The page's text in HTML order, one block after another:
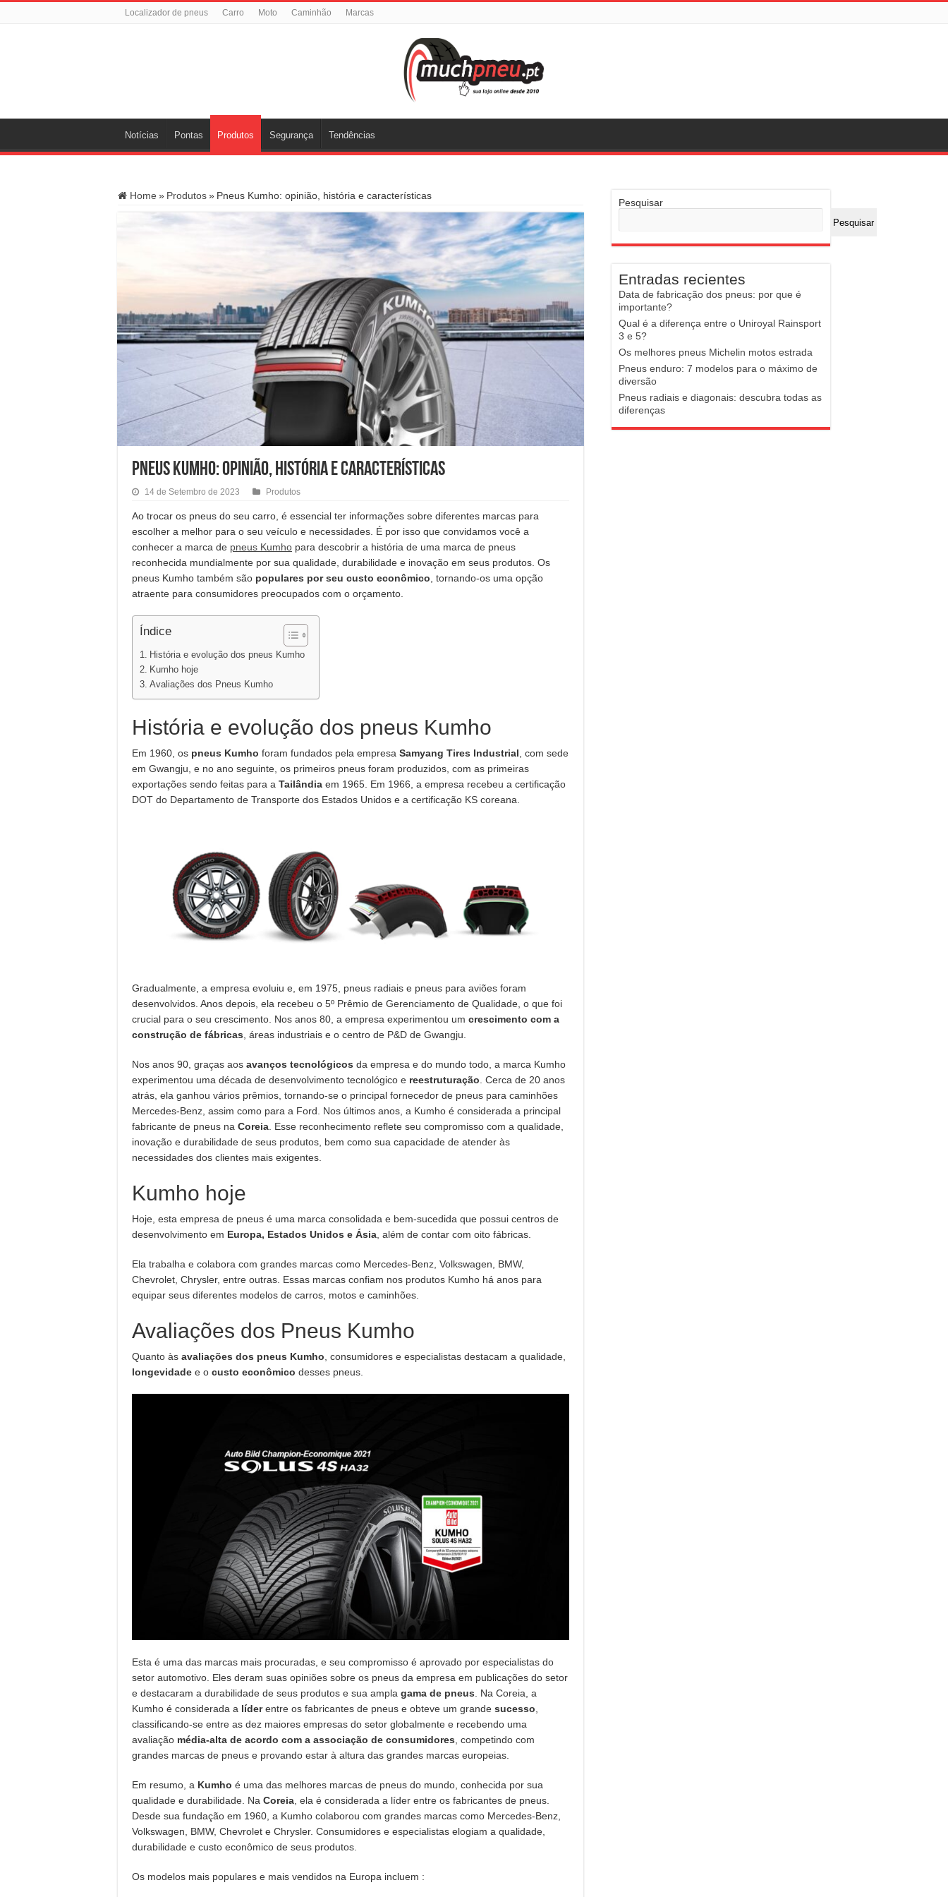
Localizador de pneus Carro Moto Caminhão Marcas
Notícias Pontas Produtos Segurança Tendências
Home » Produtos» Pneus Kumho: opinião, história e características
Pneus Kumho: opinião, história e características
14 de Setembro de 2023 Produtos
Ao trocar os pneus do seu carro, é essencial ter informações sobre diferentes marcas para
escolher a melhor para o seu veículo e necessidades. É por isso que convidamos você a
conhecer a marca de pneus Kumho para descobrir a história de uma marca de pneus
reconhecida mundialmente por sua qualidade, durabilidade e inovação em seus produtos. Os
pneus Kumho também são populares por seu custo econômico, tornando-os uma opção
atraente para consumidores preocupados com o orçamento.
Índice
História e evolução dos pneus Kumho
Kumho hoje
Avaliações dos Pneus Kumho
História e evolução dos pneus Kumho
Em 1960, os pneus Kumho foram fundados pela empresa Samyang Tires Industrial, com sede
em Gwangju, e no ano seguinte, os primeiros pneus foram produzidos, com as primeiras
exportações sendo feitas para a Tailândia em 1965. Em 1966, a empresa recebeu a certificação
DOT do Departamento de Transporte dos Estados Unidos e a certificação KS coreana.
Gradualmente, a empresa evoluiu e, em 1975, pneus radiais e pneus para aviões foram
desenvolvidos. Anos depois, ela recebeu o 5º Prêmio de Gerenciamento de Qualidade, o que foi
crucial para o seu crescimento. Nos anos 80, a empresa experimentou um crescimento com a
construção de fábricas , áreas industriais e o centro de P&D de Gwangju.
Nos anos 90, graças aos avanços tecnológicos da empresa e do mundo todo, a marca Kumho
experimentou uma década de desenvolvimento tecnológico e reestruturação . Cerca de 20 anos
atrás, ela ganhou vários prêmios, tornando-se o principal fornecedor de pneus para caminhões
Mercedes-Benz, assim como para a Ford. Nos últimos anos, a Kumho é considerada a principal
fabricante de pneus na Coreia . Esse reconhecimento reflete seu compromisso com a qualidade,
inovação e durabilidade de seus produtos, bem como sua capacidade de atender às
necessidades dos clientes mais exigentes.
Kumho hoje
Hoje, esta empresa de pneus é uma marca consolidada e bem-sucedida que possui centros de
desenvolvimento em Europa, Estados Unidos e Ásia , além de contar com oito fábricas.
Ela trabalha e colabora com grandes marcas como Mercedes-Benz, Volkswagen, BMW,
Chevrolet, Chrysler, entre outras. Essas marcas confiam nos produtos Kumho há anos para
equipar seus diferentes modelos de carros, motos e caminhões.
Avaliações dos Pneus Kumho
Quanto às avaliações dos pneus Kumho , consumidores e especialistas destacam a qualidade,
longevidade e o custo econômico desses pneus.
Esta é uma das marcas mais procuradas, e seu compromisso é aprovado por especialistas do
setor automotivo. Eles deram suas opiniões sobre os pneus da empresa em publicações do setor
e destacaram a durabilidade de seus produtos e sua ampla gama de pneus . Na Coreia, a
Kumho é considerada a líderentre os fabricantes de pneus e obteve um grande sucesso
classificando-se entre as dez maiores empresas do setor globalmente e recebendo uma
avaliação média-alta de acordo com a associação de consumidores , competindo com
grandes marcas de pneus e provando estar à altura das grandes marcas europeias.
Em resumo, a Kumho é uma das melhores marcas de pneus do mundo, conhecida por sua
qualidade e durabilidade. Na Coreia , ela é considerada a líder entre os fabricantes de pneus.
Desde sua fundação em 1960, a Kumho colaborou com grandes marcas como Mercedes-Benz,
Volkswagen, BMW, Chevrolet e Chrysler. Consumidores e especialistas elogiam a qualidade,
durabilidade e custo econômico de seus produtos.
Os modelos mais populares e mais vendidos na Europa incluem :
Pesquisar
Pesquisar
Entradas recientes
Data de fabricação dos pneus: por que é
importante?
Qual é a diferença entre o Uniroyal Rainsport
3 e 5?
Os melhores pneus Michelin motos estrada
Pneus enduro: 7 modelos para o máximo de
diversão
Pneus radiais e diagonais: descubra todas as
diferenças